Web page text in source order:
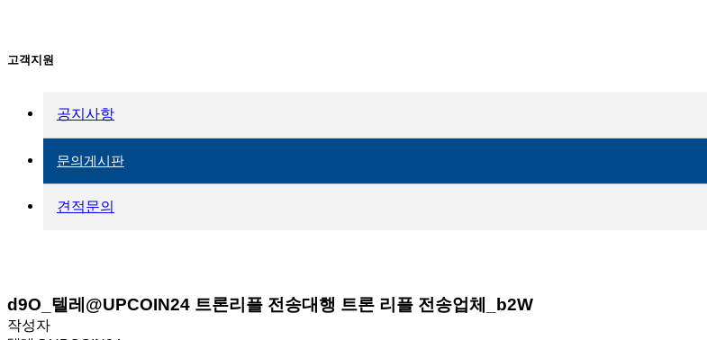
고객지원
공지사항
문의게시판
견적문의
d9O_텔레@UPCOIN24 트론리플 전송대행 트론 리플 전송업체_b2W
작성자